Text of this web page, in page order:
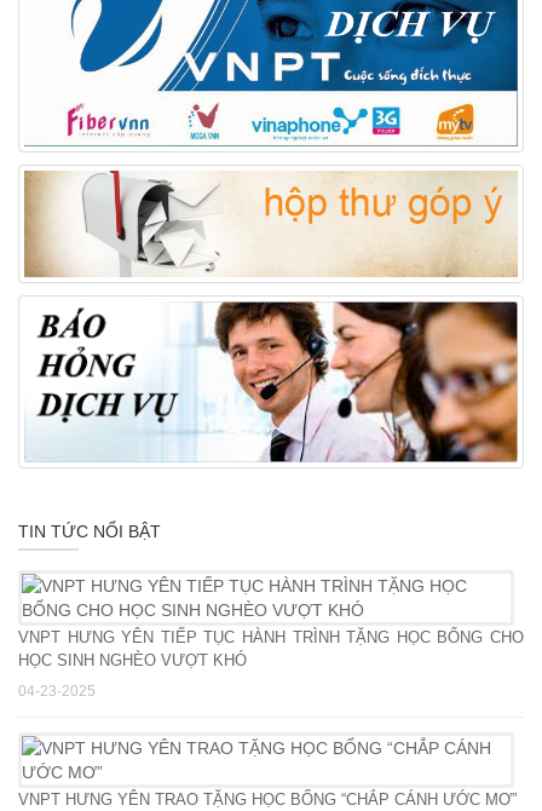
TIN TỨC NỔI BẬT
VNPT HƯNG YÊN TIẾP TỤC HÀNH TRÌNH TẶNG HỌC BỔNG CHO
HỌC SINH NGHÈO VƯỢT KHÓ
04-23-2025
VNPT HƯNG YÊN TRAO TẶNG HỌC BỔNG “CHẮP CÁNH ƯỚC MƠ”